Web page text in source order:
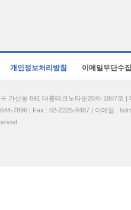
개인정보처리방침 이메일무단수
가산동 691 대륭테크노타운20차 1807
7896 | Fax : 02-2225-8487 | 이메일 :